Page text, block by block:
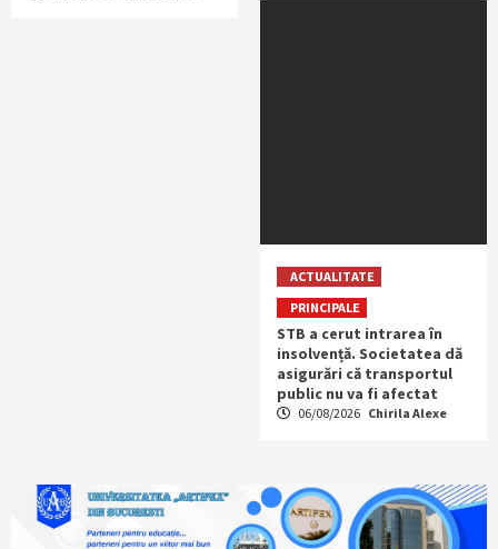
ACTUALITATE
PRINCIPALE
STB a cerut intrarea în
insolvență. Societatea dă
asigurări că transportul
public nu va fi afectat
06/08/2026 Chirila Alexe